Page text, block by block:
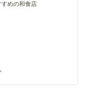
めの和食店